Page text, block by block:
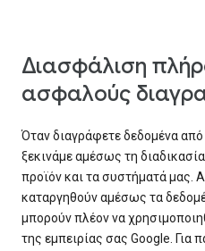
Διασφάλιση
ασφαλούς
Όταν διαγράφετε δεδομένα
ξεκινάμε αμέσως τη
προϊόν και τα συστήματά μας.
καταργηθούν αμέσως τα
μπορούν πλέον να
της εμπειρίας σας Google. Για